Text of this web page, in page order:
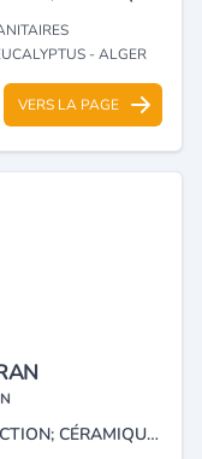
- ALGER
VERS LA PAGE
VENTE DE MATÉRIAUX DE CONSTRUCTION; CÉRAMIQUE; ARTICLES SANITAIRE ET DE CUISINE, ROBINETTERIE, FAIENCE ET ACCESSOIRES POUR SALLES DE BAINS. REPRÉSENTANT DE LA MARQUE ROCA, GRAVINA, GALINDO, CERAMIC, MUNDO, RODI, FOMINAYA, SANIMED, SANIBANO